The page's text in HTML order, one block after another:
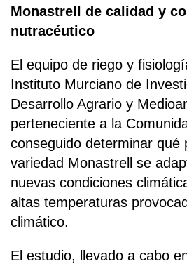
Monastrell de calidad y
nutracéutico
El equipo de riego y
Instituto Murciano de
Desarrollo Agrario y
perteneciente a la
conseguido determinar qué
variedad Monastrell se
nuevas condiciones
altas temperaturas
climático.
El estudio, llevado a cabo